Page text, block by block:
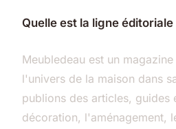
Quelle est la ligne
Meubledeau est un
l'univers de la maison dans
publions des articles, guides
décoration, l'aménagement,